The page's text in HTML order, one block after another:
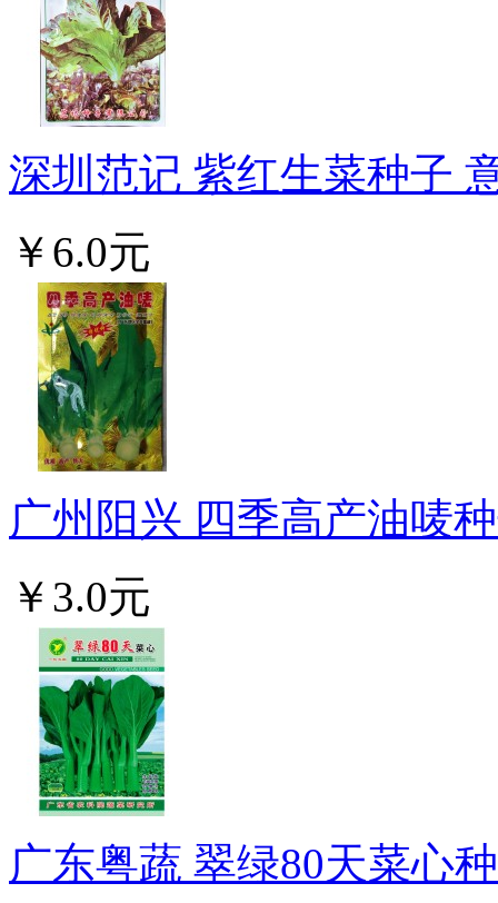
深圳范记 紫红生菜种子
￥6.0元
广州阳兴 四季高产油唛
￥3.0元
广东粤蔬 翠绿80天菜心